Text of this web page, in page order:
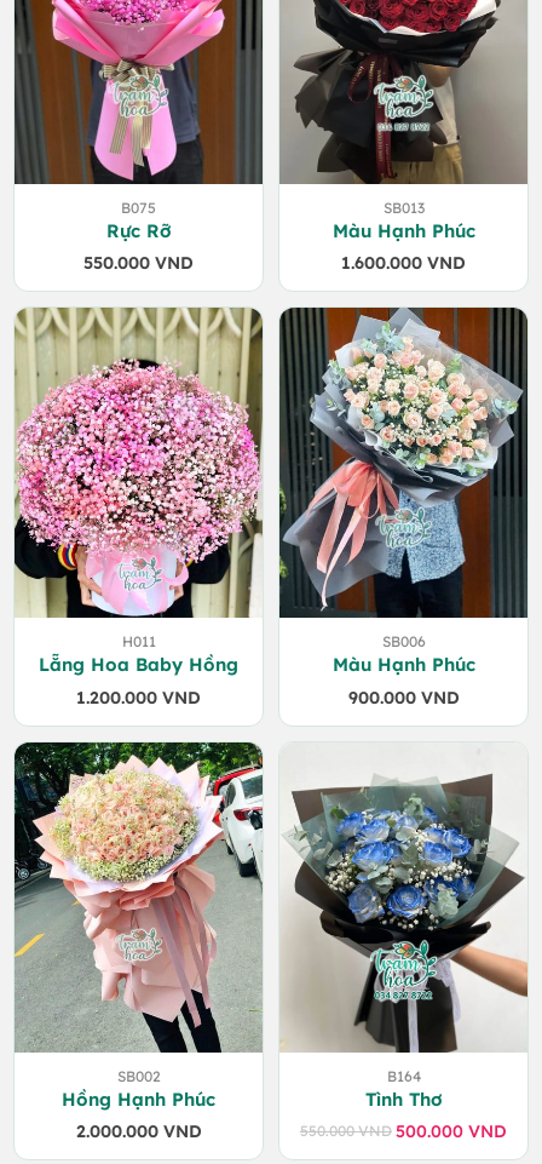
B075
Rực Rỡ
550.000 VND
SB013
Màu Hạnh Phúc
1.600.000 VND
H011
Lẵng Hoa Baby Hồng
1.200.000 VND
SB006
Màu Hạnh Phúc
900.000 VND
SB002
Hồng Hạnh Phúc
2.000.000 VND
B164
Tình Thơ
550.000VND Giá
gốc
500.000VND
Giá
hiện